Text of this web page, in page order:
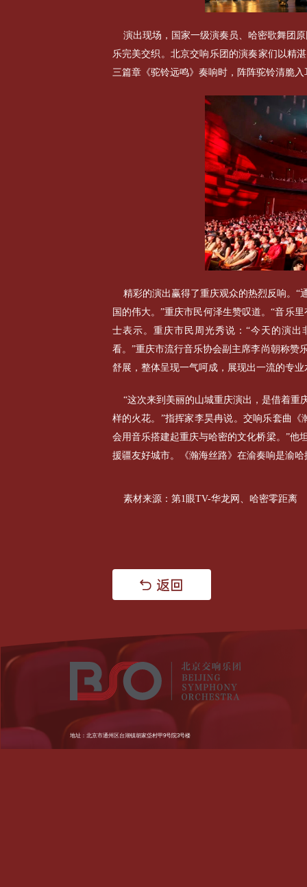
演出现场，国家一级演奏员、哈密歌舞团
乐完美交织。北京交响乐团的演奏家们以精
三篇章《驼铃远鸣》奏响时，阵阵驼铃清脆
精彩的演出赢得了重庆观众的热烈反响。“
国的伟大。”重庆市民何泽生赞叹道。“音乐
士表示。重庆市民周光秀说：“今天的演
看。”重庆市流行音乐协会副主席李尚朝称赞
舒展，整体呈现一气呵成，展现出一流的专业
“这次来到美丽的山城重庆演出，是借着重
样的火花。”指挥家李昊冉说。交响乐套曲
会用音乐搭建起重庆与哈密的文化桥梁。”他
援疆友好城市。《瀚海丝路》在渝奏响是渝
素材来源：第1眼TV-华龙网、哈密零距离
地址：北京市通州区台湖镇胡家垈村甲9号院3号楼